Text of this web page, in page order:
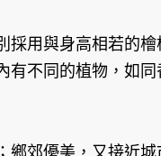
用與身高相若的
不同的植物，如
郊優美，又接近